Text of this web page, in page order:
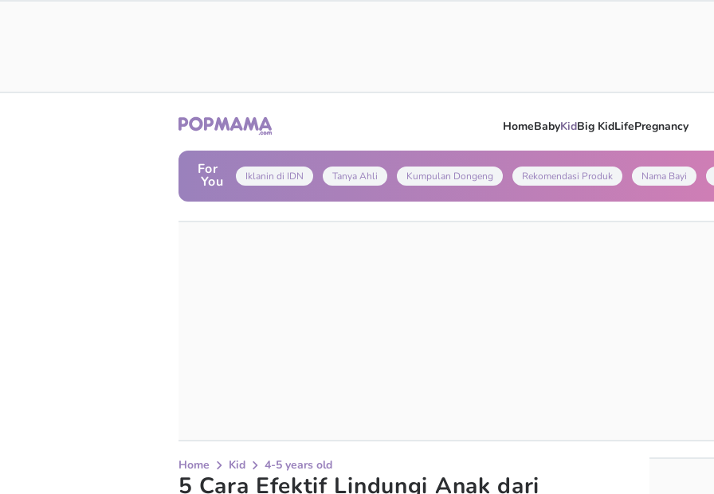
HomeBabyKidBig KidLifePregnancy
For
You Iklanin di IDN Tanya Ahli Kumpulan Dongeng Rekomendasi Produk Nama Bayi
Home Kid 4-5 years old
5 Cara Efektif Lindungi Anak dari